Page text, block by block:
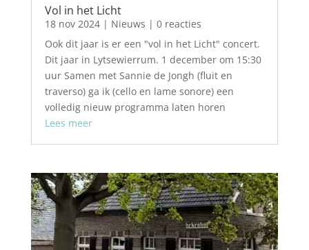
Vol in het Licht
18 nov 2024| Nieuws | 0 reacties
Ook dit jaar is er een "vol in het Licht" concert.
Dit jaar in Lytsewierrum. 1 december om 15:30
uur Samen met Sannie de Jongh (fluit en
traverso) ga ik (cello en lame sonore) een
volledig nieuw programma laten horen
Lees meer